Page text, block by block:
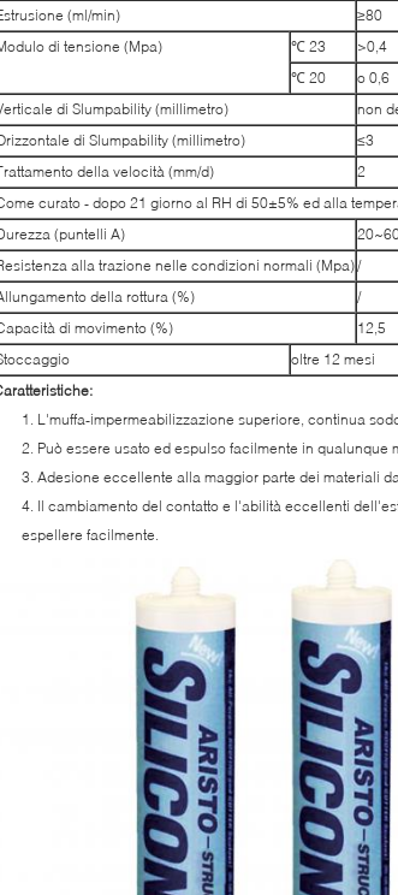
(ml/min)
≥80
di tensione (Mpa)
℃ 23 >0,4
℃ 20 o 0,6
di Slumpability (millimetro)
non
di Slumpability (millimetro)
≤3
della velocità (mm/d)
2
curato - dopo 21 giorno al RH di 50±5% ed alla
(puntelli A)
alla trazione nelle condizioni normali (Mpa)/
della rottura (%)
/
di movimento (%)
12,5
oltre 12 mesi
1. L'muffa-impermeabilizzazione superiore, continua
2. Può essere usato ed espulso facilmente in qualunque
3. Adesione eccellente alla maggior parte dei materiali
4. Il cambiamento del contatto e l'abilità eccellenti
espellere facilmente.